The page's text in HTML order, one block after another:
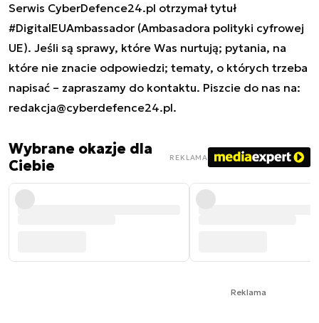
Serwis CyberDefence24.pl otrzymał tytuł
#DigitalEUAmbassador (Ambasadora polityki cyfrowej
UE). Jeśli są sprawy, które Was nurtują; pytania, na
które nie znacie odpowiedzi; tematy, o których trzeba
napisać – zapraszamy do kontaktu. Piszcie do nas na:
redakcja@cyberdefence24.pl.
Wybrane okazje dla
Ciebie
REKLAMA
Reklama